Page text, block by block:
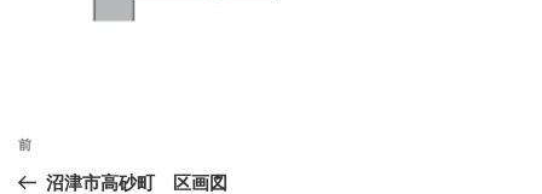
投
過
去
前
沼津市高砂町 区画図